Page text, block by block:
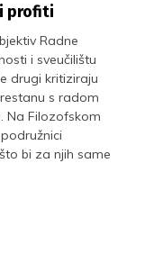
profiti
Radne
i sveučilištu
drugi kritiziraju
s radom
Na Filozofskom
bi za njih same